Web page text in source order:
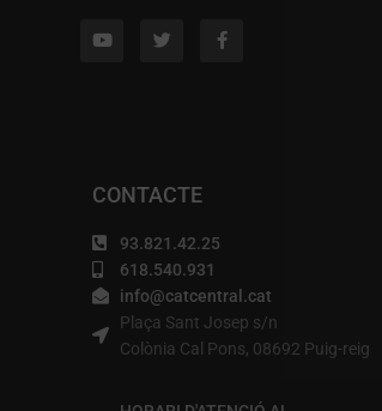
CONTACTE
93.821.42.25
618.540.931
info@catcentral.cat
Plaça Sant Josep s/n
Colònia Cal Pons, 08692 Puig-reig